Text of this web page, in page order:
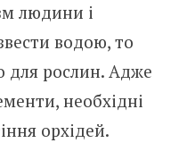
людини і
водою, то
для рослин. Адже
необхідні
орхідей.